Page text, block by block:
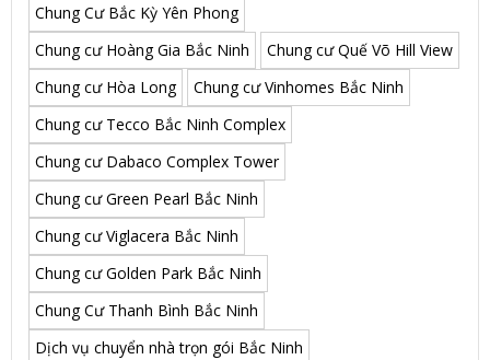
Chung Cư Bắc Kỳ Yên Phong
Chung cư Hoàng Gia Bắc Ninh
Chung cư Quế Võ Hill View
Chung cư Hòa Long
Chung cư Vinhomes Bắc Ninh
Chung cư Tecco Bắc Ninh Complex
Chung cư Dabaco Complex Tower
Chung cư Green Pearl Bắc Ninh
Chung cư Viglacera Bắc Ninh
Chung cư Golden Park Bắc Ninh
Chung Cư Thanh Bình Bắc Ninh
Dịch vụ chuyển nhà trọn gói Bắc Ninh